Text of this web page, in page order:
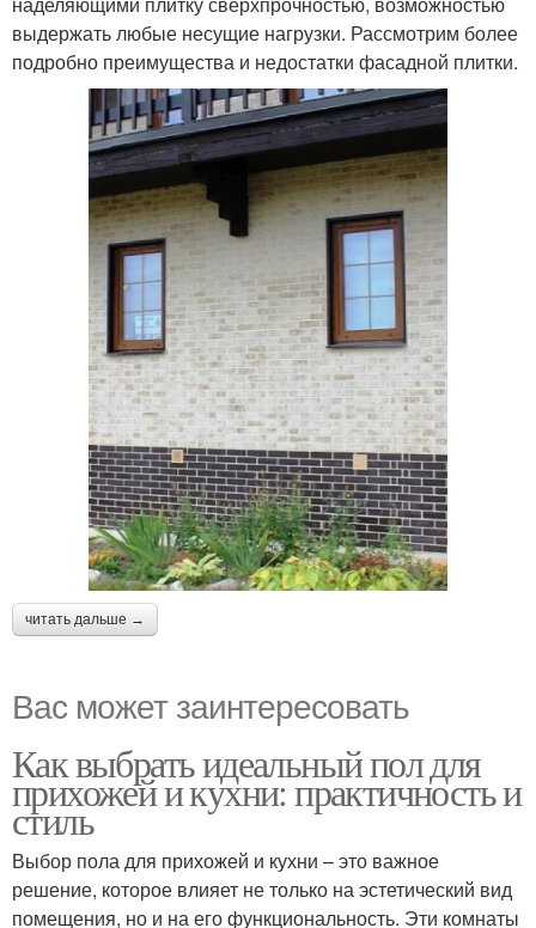
выдержать любые несущие нагрузки. Рассмотрим более
подробно преимущества и недостатки фасадной плитки.
читать дальше →
Вас может заинтересовать
Как выбрать идеальный пол для
прихожей и кухни: практичность и
стиль
Выбор пола для прихожей и кухни – это важное
решение, которое влияет не только на эстетический вид
помещения, но и на его функциональность. Эти комнаты